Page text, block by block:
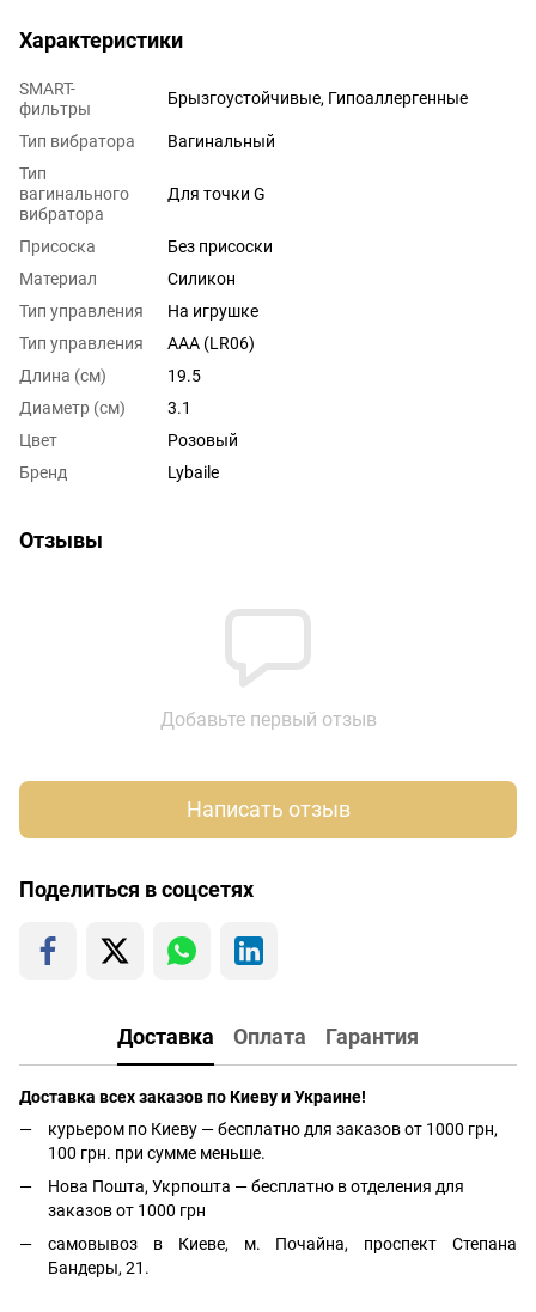
Характеристики
SMART-
фильтры
Брызгоустойчивые, Гипоаллергенные
Тип вибратора
Вагинальный
Тип
вагинального
вибратора
Для точки G
Присоска
Без присоски
Материал
Силикон
Тип управления
На игрушке
Тип управления
AAA (LR06)
Длина (см)
19.5
Диаметр (см)
3.1
Цвет
Розовый
Бренд
Lybaile
Отзывы
Добавьте первый отзыв
Написать отзыв
Поделиться в соцсетях
Доставка Оплата Гарантия
Доставка всех заказов по Киеву и Украине!
курьером по Киеву — бесплатно для заказов от 1000 грн,
100 грн. при сумме меньше.
Нова Пошта, Укрпошта — бесплатно в отделения для
заказов от 1000 грн
самовывоз в Киеве, м. Почайна, проспект Степана
Бандеры, 21.